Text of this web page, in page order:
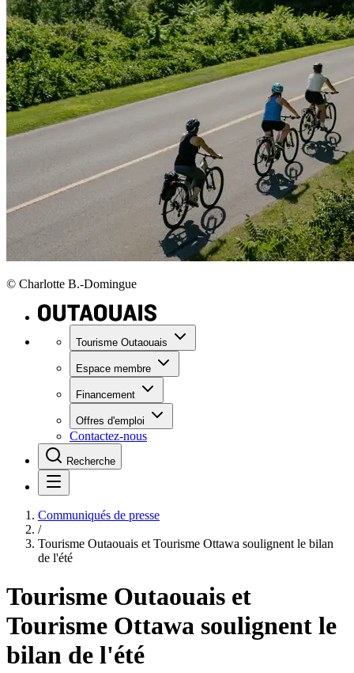
© Charlotte B.-Domingue
Tourisme Outaouais
Espace membre
Financement
Offres d'emploi
Contactez-nous
Recherche
Communiqués de presse
/
Tourisme Outaouais et Tourisme Ottawa soulignent le bilan
de l'été
Tourisme Outaouais et
Tourisme Ottawa soulignent le
bilan de l'été